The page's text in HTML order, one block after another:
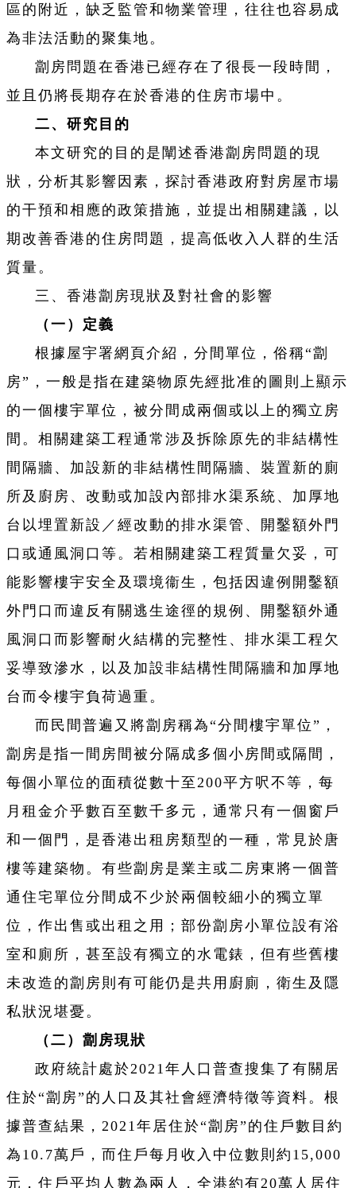
區的附近，缺乏監管和物業管理，往往也容易成
為非法活動的聚集地。
劏房問題在香港已經存在了很長一段時間，
並且仍將長期存在於香港的住房市場中。
二、研究目的
本文研究的目的是闡述香港劏房問題的現
狀，分析其影響因素，探討香港政府對房屋市場
的干預和相應的政策措施，並提出相關建議，以
期改善香港的住房問題，提高低收入人群的生活
質量。
三、香港劏房現狀及對社會的影響
（一）定義
根據屋宇署網頁介紹，分間單位，俗稱“劏
房”，一般是指在建築物原先經批准的圖則上顯示
的一個樓宇單位，被分間成兩個或以上的獨立房
間。相關建築工程通常涉及拆除原先的非結構性
間隔牆、加設新的非結構性間隔牆、裝置新的廁
所及廚房、改動或加設內部排水渠系統、加厚地
台以埋置新設／經改動的排水渠管、開鑿額外門
口或通風洞口等。若相關建築工程質量欠妥，可
能影響樓宇安全及環境衞生，包括因違例開鑿額
外門口而違反有關逃生途徑的規例、開鑿額外通
風洞口而影響耐火結構的完整性、排水渠工程欠
妥導致滲水，以及加設非結構性間隔牆和加厚地
台而令樓宇負荷過重。
而民間普遍又將劏房稱為“分間樓宇單位”，
劏房是指一間房間被分隔成多個小房間或隔間，
每個小單位的面積從數十至200平方呎不等，每
月租金介乎數百至數千多元，通常只有一個窗戶
和一個門，是香港出租房類型的一種，常見於唐
樓等建築物。有些劏房是業主或二房東將一個普
通住宅單位分間成不少於兩個較細小的獨立單
位，作出售或出租之用；部份劏房小單位設有浴
室和廁所，甚至設有獨立的水電錶，但有些舊樓
未改造的劏房則有可能仍是共用廚廁，衛生及隱
私狀況堪憂。
（二）劏房現狀
政府統計處於2021年人口普查搜集了有關居
住於“劏房”的人口及其社會經濟特徵等資料。根
據普查結果，2021年居住於“劏房”的住戶數目約
為10.7萬戶，而住戶每月收入中位數則約15,000
元，住戶平均人數為兩人，全港約有20萬人居住